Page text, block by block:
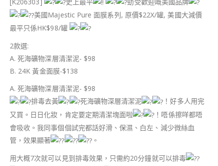
美國Majestic Pure 面膜系列, 原價$22X/罐, 美國大減價
最平只係HK$98/罐
2款選:
A. 死海礦物深層清潔泥- $98
B. 24K 黃金面膜-$138
A. 死海礦物深層清潔泥- $98
排毒去黃
死海礦物深層清潔泥
！好多人用完
又買。日日化妝，肯定要定期清潔塊面啦
！唔係擦咩都唔
會吸收。我同事個個試完都話好滑、保濕、白左、減少微絲血
管，效果顯著
。
用大概7次就可以見到排毒效果，只需約20分鐘就可以排毒